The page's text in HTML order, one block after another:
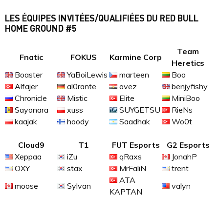
LES ÉQUIPES INVITÉES/QUALIFIÉES DU RED BULL
HOME GROUND #5
Fnatic FOKUS Karmine Corp
Team
Heretics
Boaster
YaBoiLewis marteen
Boo
Alfajer
al0rante avez
benjyfishy
Chronicle
Mistic Elite
MiniBoo
Sayonara
xuss SUYGETSU
RieNs
kaajak
hoody Saadhak Wo0t
Cloud9 T1 FUT Esports
G2 Esports
Xeppaa
iZu qRaxs
JonahP
OXY
stax MrFaliN
trent
moose
Sylvan
ATA
KAPTAN
valyn